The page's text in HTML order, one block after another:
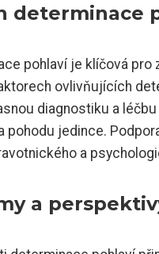
determinace
pohlaví je klíčová
ovlivňujících
diagnostiku a
pohodu jedince.
a
a